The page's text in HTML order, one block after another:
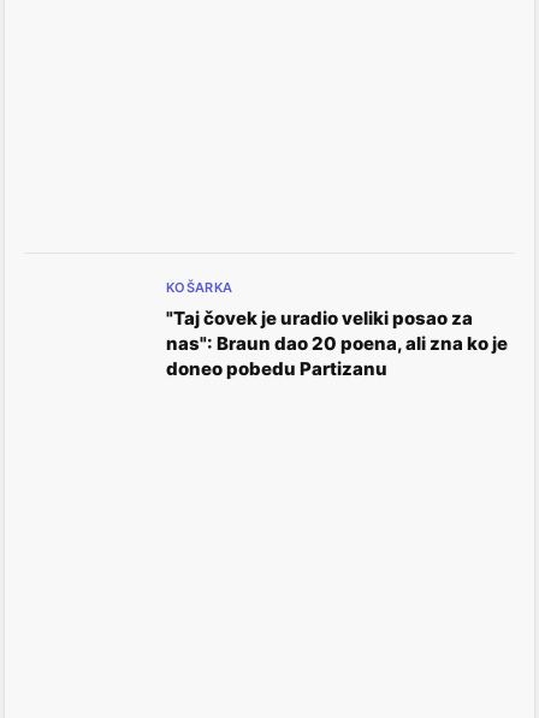
KOŠARKA
"Taj čovek je uradio veliki posao za
nas": Braun dao 20 poena, ali zna ko je
doneo pobedu Partizanu